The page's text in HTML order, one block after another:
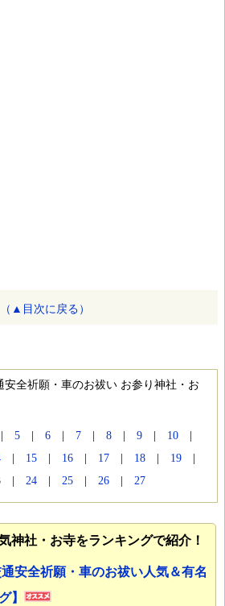
（▲目次に戻る）
安全祈願・車のお祓い お参り神社・お
5 | 6 | 7 | 8 | 9 | 10 |
| 15 | 16 | 17 | 18 | 19 |
| 24 | 25 | 26 | 27
神社・お寺をランキングで紹介！
通安全祈願・車のお祓い人気＆有名
】